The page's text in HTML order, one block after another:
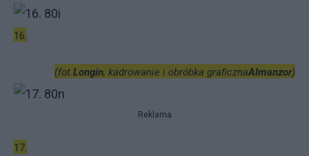
16.
(fot.Longin, kadrowanie i obróbka graficznaAlmanzor)
Reklama
17.